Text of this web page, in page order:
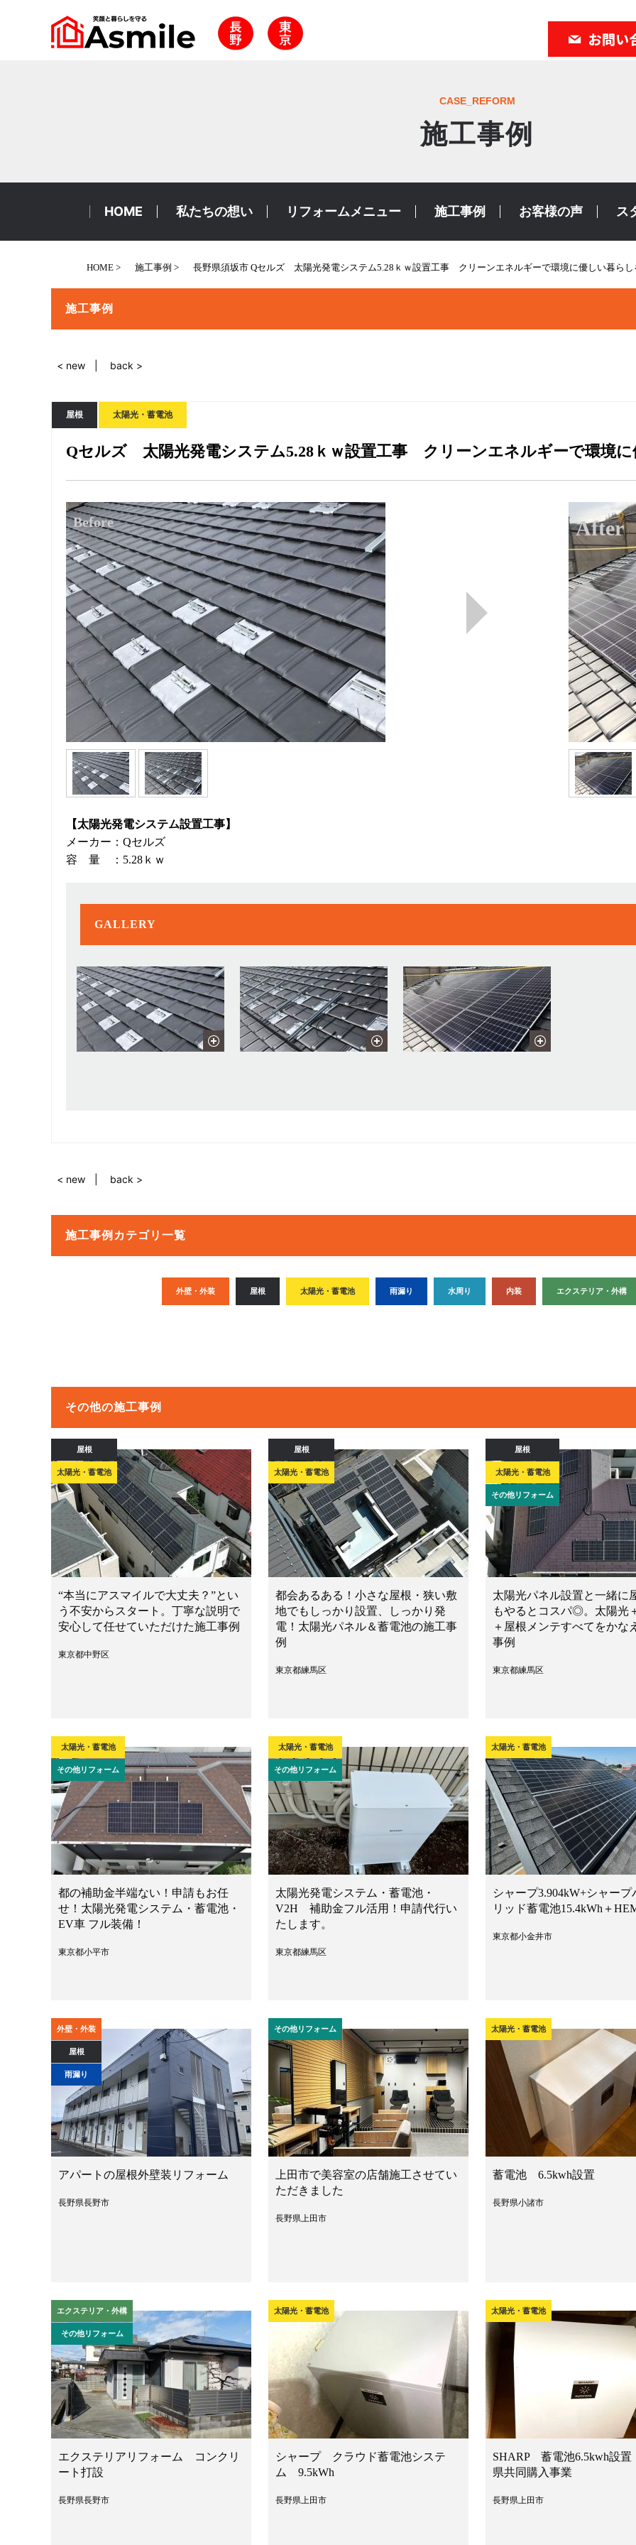
CASE_REFORM
施工事例
HOME 私たちの想い リフォームメニュー 施工事例 お客様の声 ス
HOME 施工事例 長野県須坂市 Qセルズ 太陽光発電システム5.28ｋｗ設置工事 クリーンエネルギーで環境に優しい暮らし
施工事例
< new back >
屋根 太陽光・蓄電池
Qセルズ 太陽光発電システム5.28ｋｗ設置工事 クリーンエネルギーで環境に
【太陽光発電システム設置工事】
メーカー：Qセルズ
容 量 ：5.28ｋｗ
GALLERY
< new back >
施工事例カテゴリ一覧
外壁・外装 屋根 太陽光・蓄電池 雨漏り 水周り 内装 エクステリア・外構
その他の施工事例
屋根
太陽光・蓄電池
“本当にアスマイルで大丈夫？”とい
う不安からスタート。丁寧な説明で
安心して任せていただけた施工事例
東京都中野区
屋根
太陽光・蓄電池
都会あるある！小さな屋根・狭い敷
地でもしっかり設置、しっかり発
電！太陽光パネル＆蓄電池の施工事
例
東京都練馬区
屋根
太陽光・蓄電池
その他リフォーム
太陽光パネル設置と一緒に
もやるとコスパ◎。太陽光
＋屋根メンテすべてをかな
事例
東京都練馬区
太陽光・蓄電池
その他リフォーム
都の補助金半端ない！申請もお任
せ！太陽光発電システム・蓄電池・
EV車 フル装備！
東京都小平市
太陽光・蓄電池
その他リフォーム
太陽光発電システム・蓄電池・
V2H 補助金フル活用！申請代行い
たします。
東京都練馬区
太陽光・蓄電池
シャープ3.904kW+シャープ
リッド蓄電池15.4kWh＋
東京都小金井市
外壁・外装
屋根
雨漏り
アパートの屋根外壁装リフォーム
長野県長野市
その他リフォーム
上田市で美容室の店舗施工させてい
ただきました
長野県上田市
太陽光・蓄電池
蓄電池 6.5kwh設置
長野県小諸市
エクステリア・外構
その他リフォーム
エクステリアリフォーム コンクリ
ート打設
長野県長野市
太陽光・蓄電池
シャープ クラウド蓄電池システ
ム 9.5kWh
長野県上田市
太陽光・蓄電池
SHARP 蓄電池6.5kwh設
県共同購入事業
長野県上田市